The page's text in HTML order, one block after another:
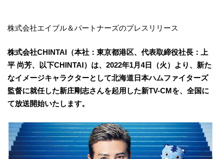
株式会社エイブル＆パートナーズのプレスリリース
株式会社CHINTAI（本社：東京都港区、代表取締役社長：上
平 尚芳、以下CHINTAI）は、2022年1月4日（火）より、新た
なイメージキャラクターとして北海道日本ハムファイターズ
監督に就任した新庄剛志さんを起用した新TV-CMを、全国に
て放送開始いたします。